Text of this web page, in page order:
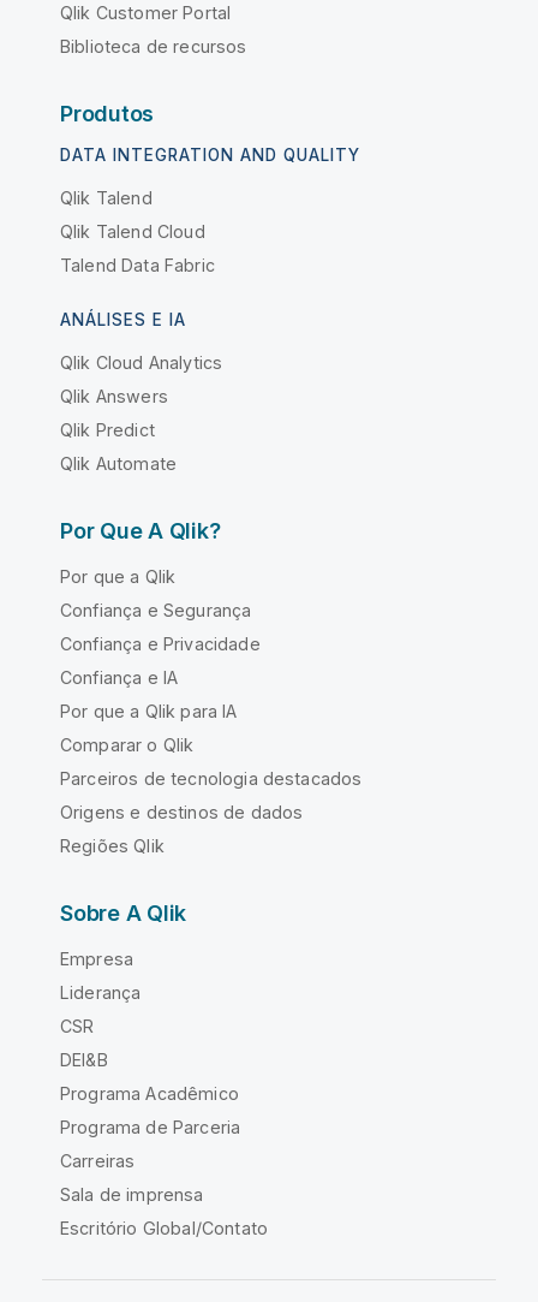
Qlik Customer Portal
Biblioteca de recursos
Produtos
DATA INTEGRATION AND QUALITY
Qlik Talend
Qlik Talend Cloud
Talend Data Fabric
ANÁLISES E IA
Qlik Cloud Analytics
Qlik Answers
Qlik Predict
Qlik Automate
Por Que A Qlik?
Por que a Qlik
Confiança e Segurança
Confiança e Privacidade
Confiança e IA
Por que a Qlik para IA
Comparar o Qlik
Parceiros de tecnologia destacados
Origens e destinos de dados
Regiões Qlik
Sobre A Qlik
Empresa
Liderança
CSR
DEI&B
Programa Acadêmico
Programa de Parceria
Carreiras
Sala de imprensa
Escritório Global/Contato